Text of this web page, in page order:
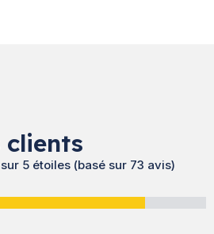
clients
5 étoiles (basé sur 73 avis)